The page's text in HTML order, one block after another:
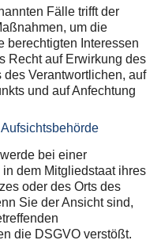
Fälle trifft der
um die
berechtigten Interessen
Recht auf Erwirkung des
Verantwortlichen, auf
und auf Anfechtung
bei einer
dem Mitgliedstaat ihres
oder des Orts des
Sie der Ansicht sind,
die DSGVO verstößt.